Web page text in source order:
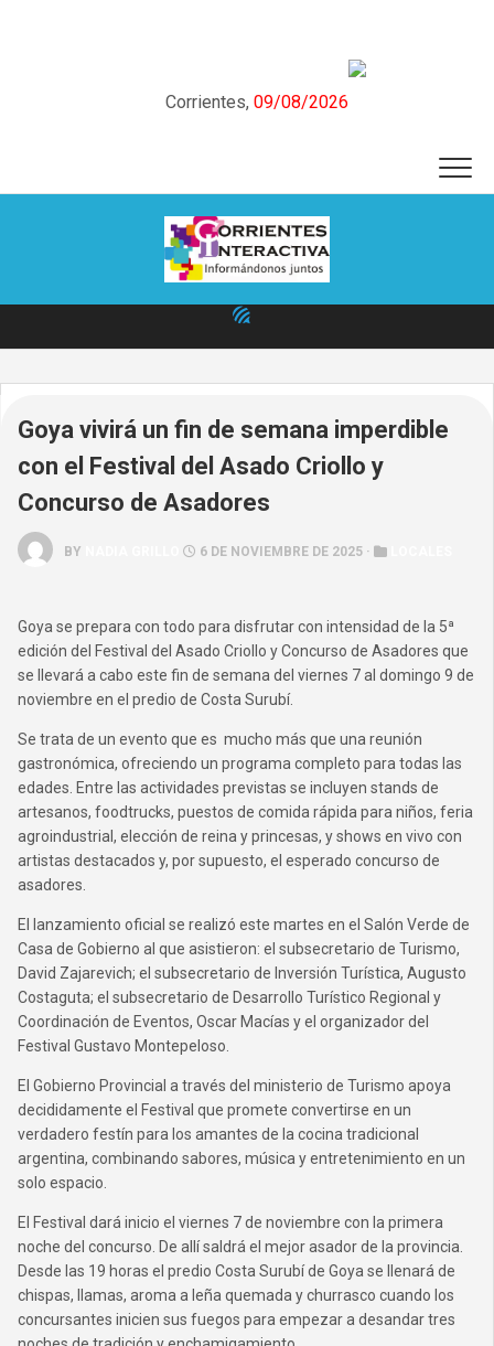
Corrientes, 09/08/2026
Goya vivirá un fin de semana imperdible
con el Festival del Asado Criollo y
Concurso de Asadores
BY 6 DE NOVIEMBRE DE 2025 ·
Goya se prepara con todo para disfrutar con intensidad de la 5ª
edición del Festival del Asado Criollo y Concurso de Asadores que
se llevará a cabo este fin de semana del viernes 7 al domingo 9 de
noviembre en el predio de Costa Surubí.
Se trata de un evento que es mucho más que una reunión
gastronómica, ofreciendo un programa completo para todas las
edades. Entre las actividades previstas se incluyen stands de
artesanos, foodtrucks, puestos de comida rápida para niños, feria
agroindustrial, elección de reina y princesas, y shows en vivo con
artistas destacados y, por supuesto, el esperado concurso de
asadores.
El lanzamiento oficial se realizó este martes en el Salón Verde de
Casa de Gobierno al que asistieron: el subsecretario de Turismo,
David Zajarevich; el subsecretario de Inversión Turística, Augusto
Costaguta; el subsecretario de Desarrollo Turístico Regional y
Coordinación de Eventos, Oscar Macías y el organizador del
Festival Gustavo Montepeloso.
El Gobierno Provincial a través del ministerio de Turismo apoya
decididamente el Festival que promete convertirse en un
verdadero festín para los amantes de la cocina tradicional
argentina, combinando sabores, música y entretenimiento en un
solo espacio.
El Festival dará inicio el viernes 7 de noviembre con la primera
noche del concurso. De allí saldrá el mejor asador de la provincia.
Desde las 19 horas el predio Costa Surubí de Goya se llenará de
chispas, llamas, aroma a leña quemada y churrasco cuando los
concursantes inicien sus fuegos para empezar a desandar tres